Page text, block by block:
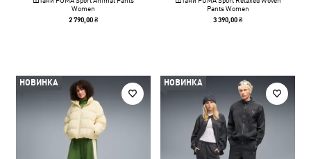
Women
2 790,00 ₴
Pants Women
3 390,00 ₴
НОВИНКА НОВИНКА